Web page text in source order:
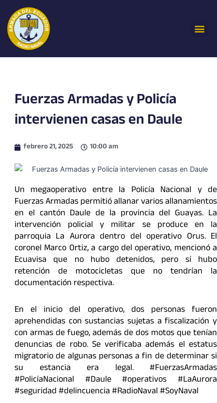
contenido
Fuerzas Armadas y Policía
intervienen casas en Daule
febrero 21, 2025 10:00 am
Un megaoperativo entre la Policía Nacional y de
Fuerzas Armadas permitió allanar varios allanamientos
en el cantón Daule de la provincia del Guayas. La
intervención policial y militar se produce en la
parroquia La Aurora dentro del operativo Orus. El
coronel Marco Ortiz, a cargo del operativo, mencionó a
Ecuavisa que no hubo detenidos, pero sí hubo
retención de motocicletas que no tendrían la
documentación respectiva.
En el inicio del operativo, dos personas fueron
aprehendidas con sustancias sujetas a fiscalización y
con armas de fuego, además de dos motos que tenían
denuncias de robo. Se verificaba además el estatus
migratorio de algunas personas a fin de determinar si
su estancia era legal. #FuerzasArmadas
#PolicíaNacional #Daule #operativos #LaAurora
#seguridad #delincuencia #RadioNaval #SoyNaval